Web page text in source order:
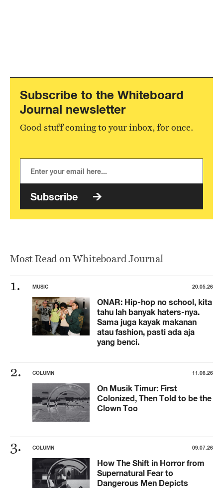
Subscribe to the Whiteboard
Journal newsletter
Good stuff coming to your inbox, for once.
Subscribe
Most Read on Whiteboard Journal
MUSIC 20.05.26
ONAR: Hip-hop no school, kita
tahu lah banyak haters-nya.
Sama juga kayak makanan
atau fashion, pasti ada aja
yang benci.
COLUMN 11.06.26
On Musik Timur: First
Colonized, Then Told to be the
Clown Too
COLUMN 09.07.26
How The Shift in Horror from
Supernatural Fear to
Dangerous Men Depicts